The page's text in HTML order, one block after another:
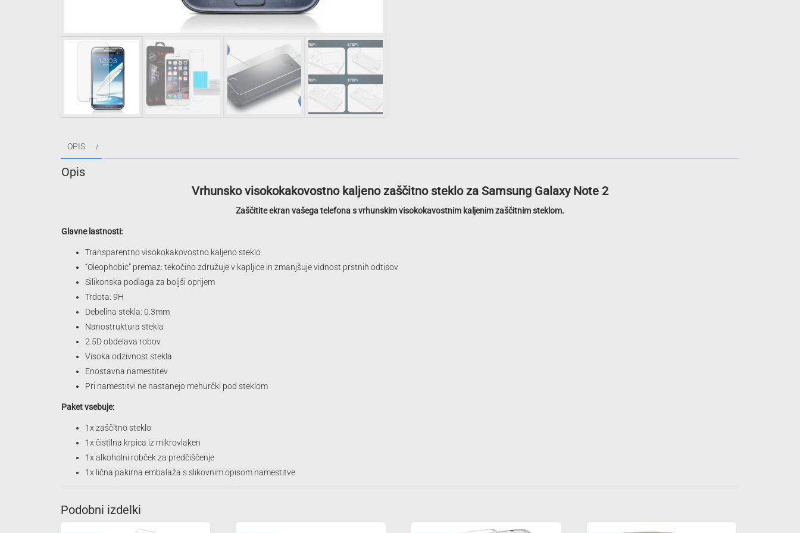
OPIS
Opis
Vrhunsko visokokakovostno kaljeno zaščitno steklo za Samsung Galaxy Note 2
Zaščitite ekran vašega telefona s vrhunskim visokokavostnim kaljenim zaščitnim steklom.
Glavne lastnosti:
Transparentno visokokakovostno kaljeno steklo
“Oleophobic” premaz: tekočino združuje v kapljice in zmanjšuje vidnost prstnih odtisov
Silikonska podlaga za boljši oprijem
Trdota: 9H
Debelina stekla: 0.3mm
Nanostruktura stekla
2.5D obdelava robov
Visoka odzivnost stekla
Enostavna namestitev
Pri namestitvi ne nastanejo mehurčki pod steklom
Paket vsebuje:
1x zaščitno steklo
1x čistilna krpica iz mikrovlaken
1x alkoholni robček za predčiščenje
1x lična pakirna embalaža s slikovnim opisom namestitve
Podobni izdelki